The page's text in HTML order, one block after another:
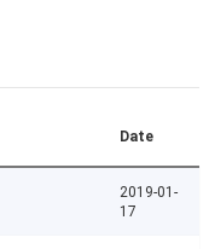
Date
2019-01-
17